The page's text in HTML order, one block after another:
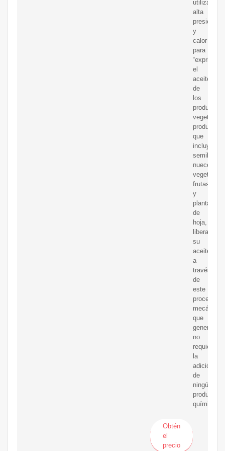
utiliza
alta
presión
y
calor
para
“exprimir”
el
aceite
de
los
productos
productos,
que
incluyen
semillas,
nueces,
vegetales,
frutas
y
plantas
de
hoja,
liberan
su
aceite
a
través
de
este
proceso
mecánico,
que
no
requiere
la
adición
de
ningún
producto
químico.
Obtén
el
precio